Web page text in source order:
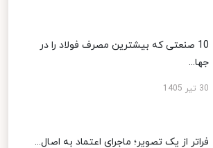
10 صنعتی که بیشترین مصرف فولاد را در
جها...
30 تیر 1405
فراتر از یک تصویر؛ ماجرای اعتماد به اصال...